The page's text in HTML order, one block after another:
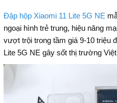
Đập hộp Xiaomi 11 Lite 5G NE
ngoại hình trẻ trung, hiệu năng
vượt trội trong tầm giá 9-10 triệu
Lite 5G NE gây sốt thị trường